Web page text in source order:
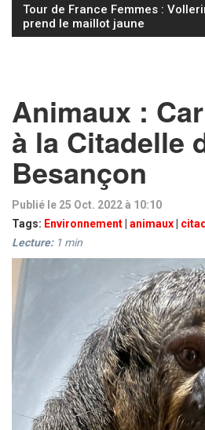
Tour de France Femmes :
prend le maillot jaune
Animaux :
à la Citadelle
Besançon
Publié le 25 Oct. 2022 à 10:10
Tags: Environnement animaux
Lecture: 1 min